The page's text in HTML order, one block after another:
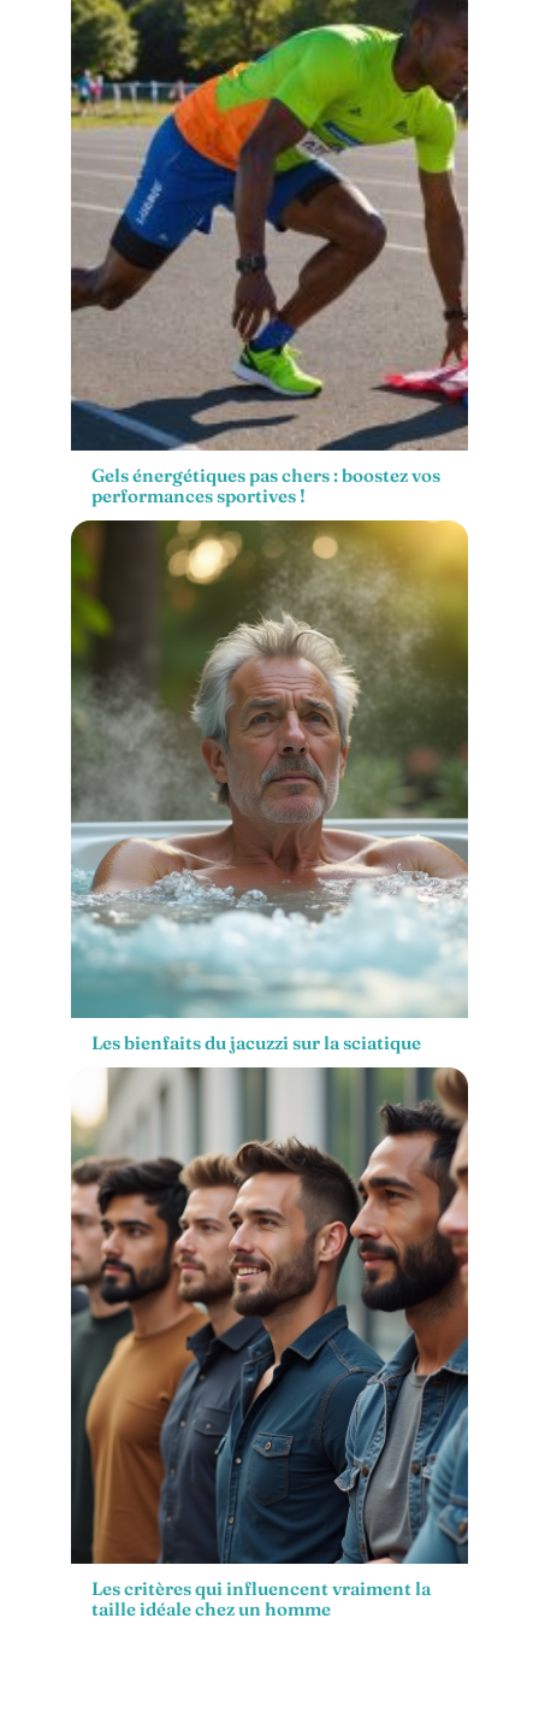
Gels énergétiques pas chers : boostez vos
performances sportives !
Les bienfaits du jacuzzi sur la sciatique
Les critères qui influencent vraiment la
taille idéale chez un homme